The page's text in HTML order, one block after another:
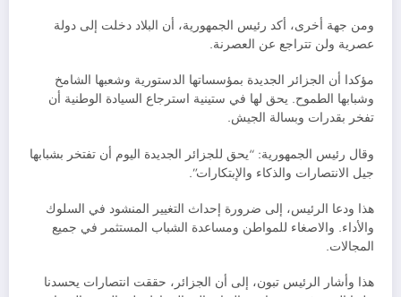
ومن جهة أخرى، أكد رئيس الجمهورية، أن البلاد دخلت إلى دولة
عصرية ولن تتراجع عن العصرنة.
مؤكدا أن الجزائر الجديدة بمؤسساتها الدستورية وشعبها الشامخ
وشبابها الطموح. يحق لها في ستينية استرجاع السيادة الوطنية أن
تفخر بقدرات وبسالة الجيش.
وقال رئيس الجمهورية: “يحق للجزائر الجديدة اليوم أن تفتخر بشبابها
جيل الانتصارات والذكاء والإبتكارات”.
هذا ودعا الرئيس، إلى ضرورة إحداث التغيير المنشود في السلوك
والأداء. والاصغاء للمواطن ومساعدة الشباب المستثمر في جميع
المجالات.
هذا وأشار الرئيس تبون، إلى أن الجزائر، حققت انتصارات يحسدنا